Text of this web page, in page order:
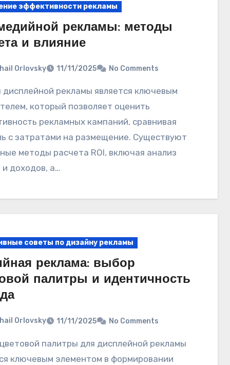
эффективности рекламы
рекламы: методы
и влияние
Orlovsky 11/11/2025 No Comments
который позволяет оценить
рекламных кампаний, сравнивая
с затратами на размещение. Существуют
методы расчета ROI, включая анализ
и доходов, а…
советы по дизайну рекламы
реклама: выбор
палитры и идентичность
Orlovsky 11/11/2025 No Comments
ключевым элементом в формировании